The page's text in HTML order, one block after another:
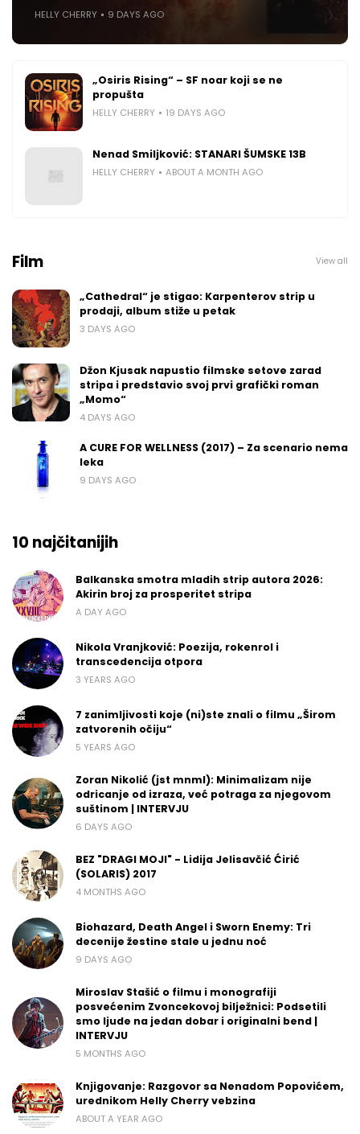
HELLY CHERRY 9 DAYS AGO
„Osiris Rising“ – SF noar koji se ne
propušta
HELLY CHERRY 19 DAYS AGO
Nenad Smiljković: STANARI ŠUMSKE 13B
HELLY CHERRY ABOUT A MONTH AGO
Film View all
„Cathedral“ je stigao: Karpenterov strip u
prodaji, album stiže u petak
3 DAYS AGO
Džon Kjusak napustio filmske setove zarad
stripa i predstavio svoj prvi grafički roman
„Momo“
4 DAYS AGO
A CURE FOR WELLNESS (2017) – Za scenario nema
leka
9 DAYS AGO
10 najčitanijih
Balkanska smotra mladih strip autora 2026:
Akirin broj za prosperitet stripa
A DAY AGO
Nikola Vranjković: Poezija, rokenrol i
transcedencija otpora
3 YEARS AGO
7 zanimljivosti koje (ni)ste znali o filmu „Širom
zatvorenih očiju“
5 YEARS AGO
Zoran Nikolić (jst mnml): Minimalizam nije
odricanje od izraza, već potraga za njegovom
suštinom | INTERVJU
6 DAYS AGO
BEZ "DRAGI MOJI" - Lidija Jelisavčić Ćirić
(SOLARIS) 2017
4 MONTHS AGO
Biohazard, Death Angel i Sworn Enemy: Tri
decenije žestine stale u jednu noć
9 DAYS AGO
Miroslav Stašić o filmu i monografiji
posvećenim Zvoncekovoj bilježnici: Podsetili
smo ljude na jedan dobar i originalni bend |
INTERVJU
5 MONTHS AGO
Knjigovanje: Razgovor sa Nenadom Popovićem,
urednikom Helly Cherry vebzina
ABOUT A YEAR AGO